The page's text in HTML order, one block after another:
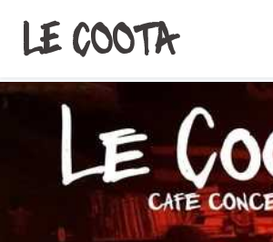
LE COOTA